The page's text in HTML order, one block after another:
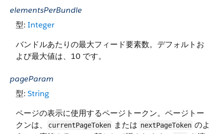
elementsPerBundle
型: Integer
バンドルあたりの最大フィード要素数。デフォルトお
よび最大値は、10 です。
pageParam
型: String
ページの表示に使用するページトークン。ページトー
クンは、
currentPageToken または nextPageToken のよ